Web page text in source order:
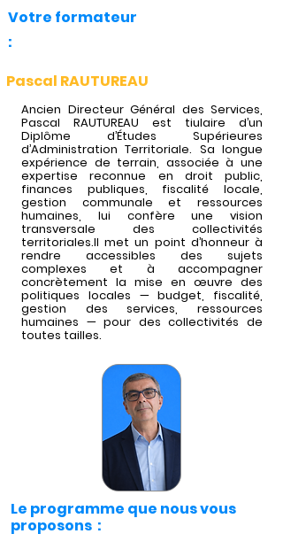
Votre formateur
:
Pascal RAUTUREAU
Ancien Directeur Général des Services,
Pascal RAUTUREAU est tiulaire d’un
Diplôme d’Études Supérieures
d’Administration Territoriale. Sa longue
expérience de terrain, associée à une
expertise reconnue en droit public,
finances publiques, fiscalité locale,
gestion communale et ressources
humaines, lui confère une vision
transversale des collectivités
territoriales.Il met un point d’honneur à
rendre accessibles des sujets
complexes et à accompagner
concrètement la mise en œuvre des
politiques locales — budget, fiscalité,
gestion des services, ressources
humaines — pour des collectivités de
toutes tailles.
Le programme que nous vous
proposons :